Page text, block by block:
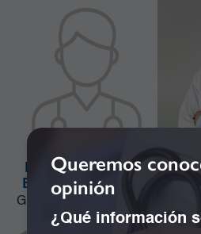
Dr. Alejandro José
Bonivento Jiménez
Ginecología y Obstetricia
Dr.
Queremos
opinión
¿Qué información